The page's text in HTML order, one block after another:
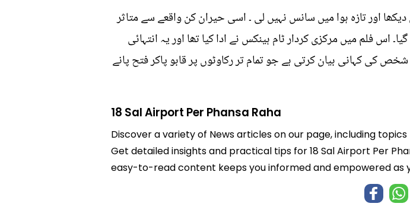
اور تازہ ہوا میں سانس نہیں لی ۔ اسی حیران کن واقعے سے متاثر
اس فلم میں مرکزی کردار ٹام ہینکس نے ادا کیا تھا اور یہ انتہائی
کی کہانی بیان کرتی ہے جو تمام تر رکاوٹوں پر قابو پاکر فتح پانے
18 Sal Airport Per Phansa Raha
Discover a variety of News articles on our page, including
Get detailed insights and practical tips for 18 Sal Airport Per
easy-to-read content keeps you informed and empowered as